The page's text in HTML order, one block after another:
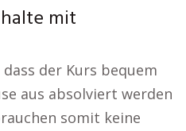
mit
der Kurs bequem
aus absolviert werden
somit keine